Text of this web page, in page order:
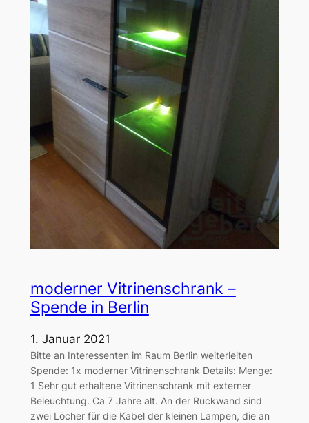
moderner Vitrinenschrank –
Spende in Berlin
1. Januar 2021
Bitte an Interessenten im Raum Berlin weiterleiten
Spende: 1x moderner Vitrinenschrank Details: Menge:
1 Sehr gut erhaltene Vitrinenschrank mit externer
Beleuchtung. Ca 7 Jahre alt. An der Rückwand sind
zwei Löcher für die Kabel der kleinen Lampen, die an